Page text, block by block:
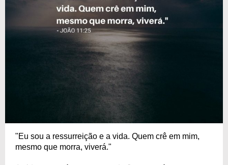
"Eu sou a ressurreição e a vida. Quem crê em mim,
mesmo que morra, viverá."